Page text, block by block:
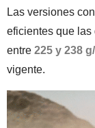
Las versiones
eficientes que las
entre 225 y 238
vigente.